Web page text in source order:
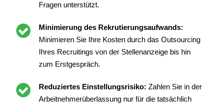
Fragen unterstützt.
Minimierung des Rekrutierungsaufwands:
Minimieren Sie Ihre Kosten durch das Outsourcing
Ihres Recruitings von der Stellenanzeige bis hin
zum Erstgespräch.
Reduziertes Einstellungsrisiko: Zahlen Sie in der
Arbeitnehmerüberlassung nur für die tatsächlich